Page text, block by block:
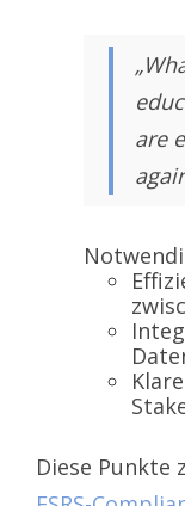
are
Diese Punkte